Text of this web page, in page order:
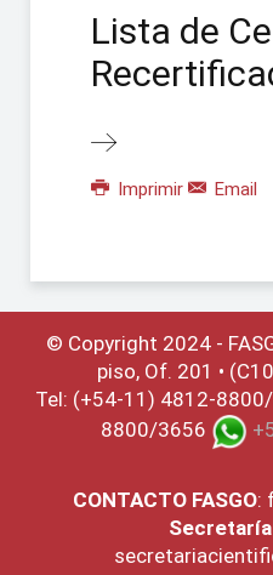
Lista de
Imprimir Email
© Copyright 2024 -
piso, Of. 201 •
Tel: (+54-11) 4812-
8800/3656
CONTACTO FASGO: